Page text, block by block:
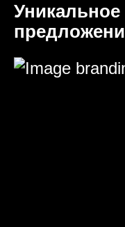
Уникальное